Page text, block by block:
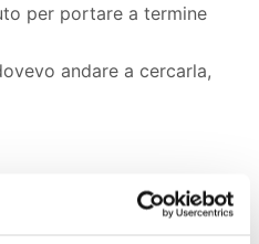
per portare a termine
andare a cercarla,